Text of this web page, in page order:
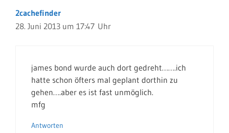
2cachefinder
28. Juni 2013 um 17:47 Uhr
james bond wurde auch dort gedreht…….ich
hatte schon öfters mal geplant dorthin zu
gehen….aber es ist fast unmöglich.
mfg
Antworten